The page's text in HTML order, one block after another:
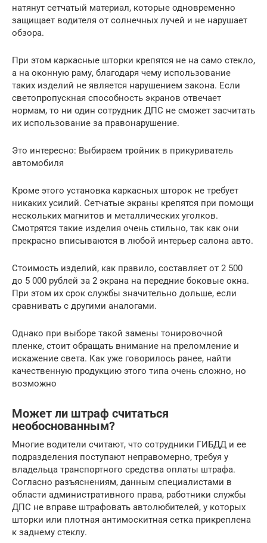
натянут сетчатый материал, которые одновременно
защищает водителя от солнечных лучей и не нарушает
обзора.
При этом каркасные шторки крепятся не на само стекло,
а на оконную раму, благодаря чему использование
таких изделий не является нарушением закона. Если
светопропускная способность экранов отвечает
нормам, то ни один сотрудник ДПС не сможет засчитать
их использование за правонарушение.
Это интересно: Выбираем тройник в прикуриватель
автомобиля
Кроме этого установка каркасных шторок не требует
никаких усилий. Сетчатые экраны крепятся при помощи
нескольких магнитов и металлических уголков.
Смотрятся такие изделия очень стильно, так как они
прекрасно вписываются в любой интерьер салона авто.
Стоимость изделий, как правило, составляет от 2 500
до 5 000 рублей за 2 экрана на передние боковые окна.
При этом их срок службы значительно дольше, если
сравнивать с другими аналогами.
Однако при выборе такой замены тонировочной
пленке, стоит обращать внимание на преломление и
искажение света. Как уже говорилось ранее, найти
качественную продукцию этого типа очень сложно, но
возможно
Может ли штраф считаться
необоснованным?
Многие водители считают, что сотрудники ГИБДД и ее
подразделения поступают неправомерно, требуя у
владельца транспортного средства оплаты штрафа.
Согласно разъяснениям, данным специалистами в
области административного права, работники службы
ДПС не вправе штрафовать автолюбителей, у которых
шторки или плотная антимоскитная сетка прикреплена
к заднему стеклу.